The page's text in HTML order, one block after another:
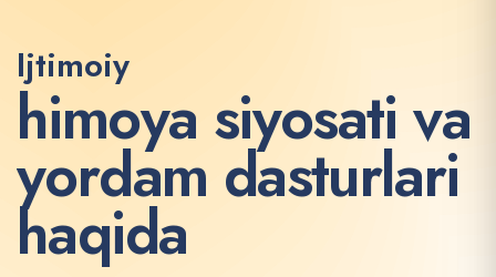
Ijtimoiy
himoya siyosati va
yordam dasturlari
haqida